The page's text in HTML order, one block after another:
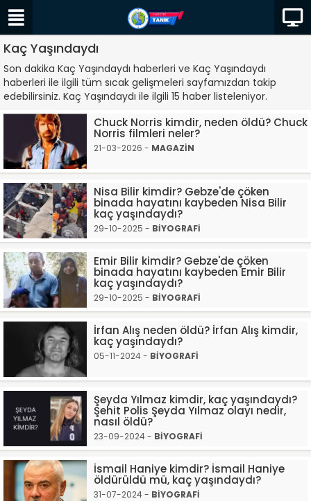
Kaç Yaşındaydı
Son dakika Kaç Yaşındaydı haberleri ve Kaç Yaşındaydı
haberleri ile ilgili tüm sıcak gelişmeleri sayfamızdan takip
edebilirsiniz. Kaç Yaşındaydı ile ilgili 15 haber listeleniyor.
Chuck Norris kimdir, neden öldü? Chuck
Norris filmleri neler?
21-03-2026 - MAGAZİN
Nisa Bilir kimdir? Gebze'de çöken
binada hayatını kaybeden Nisa Bilir
kaç yaşındaydı?
29-10-2025 - BİYOGRAFİ
Emir Bilir kimdir? Gebze'de çöken
binada hayatını kaybeden Emir Bilir
kaç yaşındaydı?
29-10-2025 - BİYOGRAFİ
İrfan Alış neden öldü? İrfan Alış kimdir,
kaç yaşındaydı?
05-11-2024 - BİYOGRAFİ
Şeyda Yılmaz kimdir, kaç yaşındaydı?
Şehit Polis Şeyda Yılmaz olayı nedir,
nasıl öldü?
23-09-2024 - BİYOGRAFİ
İsmail Haniye kimdir? İsmail Haniye
öldürüldü mü, kaç yaşındaydı?
31-07-2024 - BİYOGRAFİ